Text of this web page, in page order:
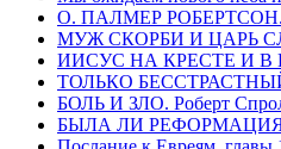
О. ПАЛМЕР
МУЖ СКОРБИ И ЦАРЬ
ИИСУС НА КРЕСТЕ И В
ТОЛЬКО
БОЛЬ И ЗЛО. Роберт
БЫЛА ЛИ РЕФОРМАЦИЯ